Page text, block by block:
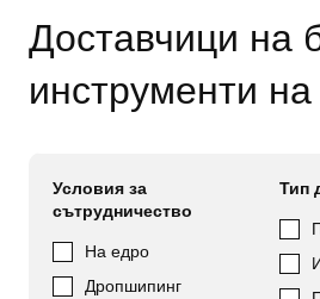
Доставчици на
инструменти
Условия за
сътрудничество
На едро
Дропшипинг
Тип